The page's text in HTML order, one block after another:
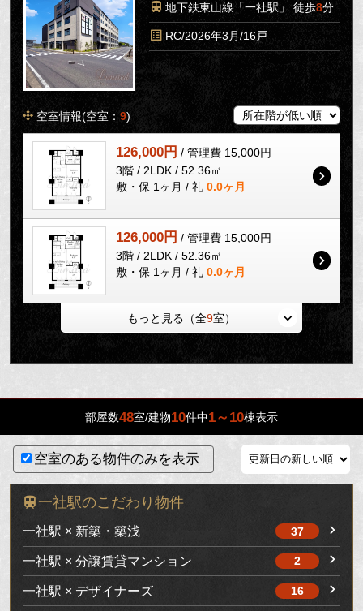
地下鉄東山線「一社駅」 徒歩8分
RC/2026年3月/16戸
空室情報(空室：9)
126,000円 / 管理費 15,000円
3階 / 2LDK / 52.36㎡
敷・保 1ヶ月 / 礼 0.0ヶ月
126,000円 / 管理費 15,000円
3階 / 2LDK / 52.36㎡
敷・保 1ヶ月 / 礼 0.0ヶ月
もっと見る（全9室）
部屋数48室/建物10件中1～10棟表示
空室のある物件のみを表示
一社駅のこだわり物件
一社駅 × 新築・築浅 37
一社駅 × 分譲賃貸マンション 2
一社駅 × デザイナーズ 16